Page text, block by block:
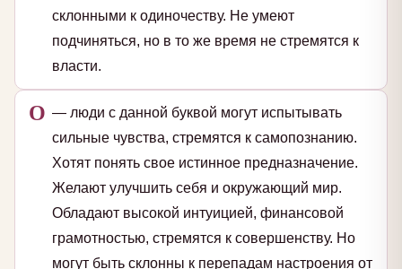
склонными к одиночеству. Не умеют
подчиняться, но в то же время не стремятся к
власти.
О — люди с данной буквой могут испытывать
сильные чувства, стремятся к самопознанию.
Хотят понять свое истинное предназначение.
Желают улучшить себя и окружающий мир.
Обладают высокой интуицией, финансовой
грамотностью, стремятся к совершенству. Но
могут быть склонны к перепадам настроения от